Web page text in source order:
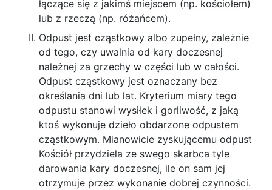
łączące się z jakimś miejscem (np. kościołem)
lub z rzeczą (np. różańcem).
Odpust jest cząstkowy albo zupełny, zależ­nie
od tego, czy uwalnia od kary doczesnej
należ­nej za grzechy w części lub w całości.
Odpust cząstkowy jest oznaczany bez
określania dni lub lat. Kryterium miary tego
odpustu stanowi wysiłek i gorliwość, z jaką
ktoś wykonuje dzieło obdarzone odpustem
cząstkowym. Mianowicie zyskującemu odpust
Kościół przydziela ze swego skarbca tyle
darowania kary doczesnej, ile on sam jej
otrzymuje przez wykonanie dobrej czynności.